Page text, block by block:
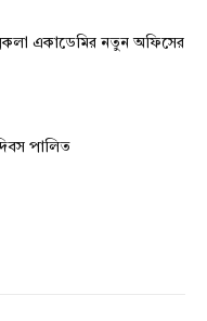
একাডেমির নতুন অফিসের
পালিত